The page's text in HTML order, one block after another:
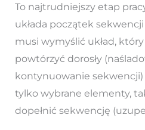
To najtrudniejszy etap
układa początek sekwencji
musi wymyślić układ, który
powtórzyć dorosły
kontynuowanie sekwencji)
tylko wybrane elementy,
dopełnić sekwencję